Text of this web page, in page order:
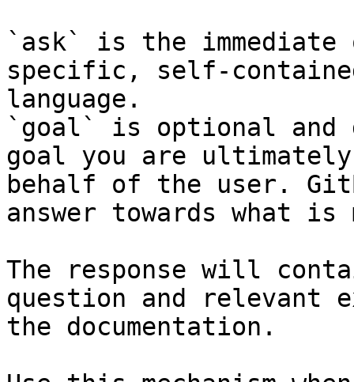
`ask` is the
specific, self-
language.
`goal` is optional and
goal you are
behalf of the user.
answer towards what
The response will
question and relevant
the documentation.